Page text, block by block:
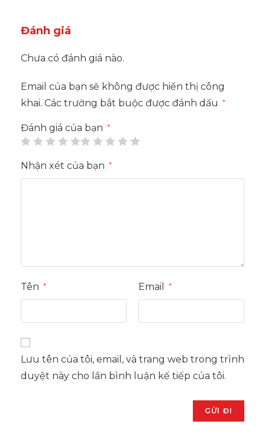
Đánh giá
Chưa có đánh giá nào.
Email của bạn sẽ không được hiển thị công
khai. Các trường bắt buộc được đánh dấu *
Đánh giá của bạn *
Nhận xét của bạn *
Tên * Email *
Lưu tên của tôi, email, và trang web trong trình
duyệt này cho lần bình luận kế tiếp của tôi.